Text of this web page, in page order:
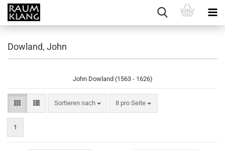
Dowland, John
John Dowland (1563 - 1626)
Sortieren nach
Sortieren nach 8 pro Seite
pro Seite
1